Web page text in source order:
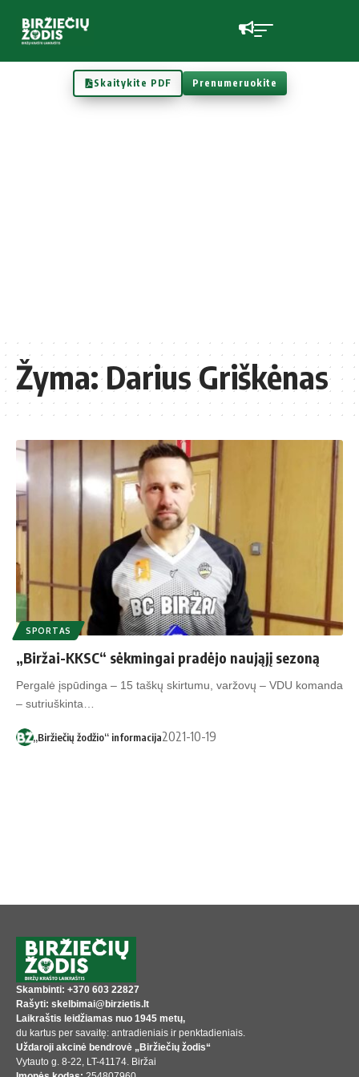
Skaitykite PDF Prenumeruokite
Žyma:Darius Griškėnas
SPORTAS
„Biržai-KKSC“ sėkmingai pradėjo naująjį sezoną
Pergalė įspūdinga – 15 taškų skirtumu, varžovų – VDU komanda
– sutriuškinta…
„Biržiečių žodžio“ informacija2021-10-19
Skambinti: +370 603 22827
Rašyti: skelbimai@birzietis.lt
Laikraštis leidžiamas nuo 1945 metų,
du kartus per savaitę: antradieniais ir penktadieniais.
Uždaroji akcinė bendrovė „Biržiečių žodis“
Vytauto g. 8-22, LT-41174. Biržai